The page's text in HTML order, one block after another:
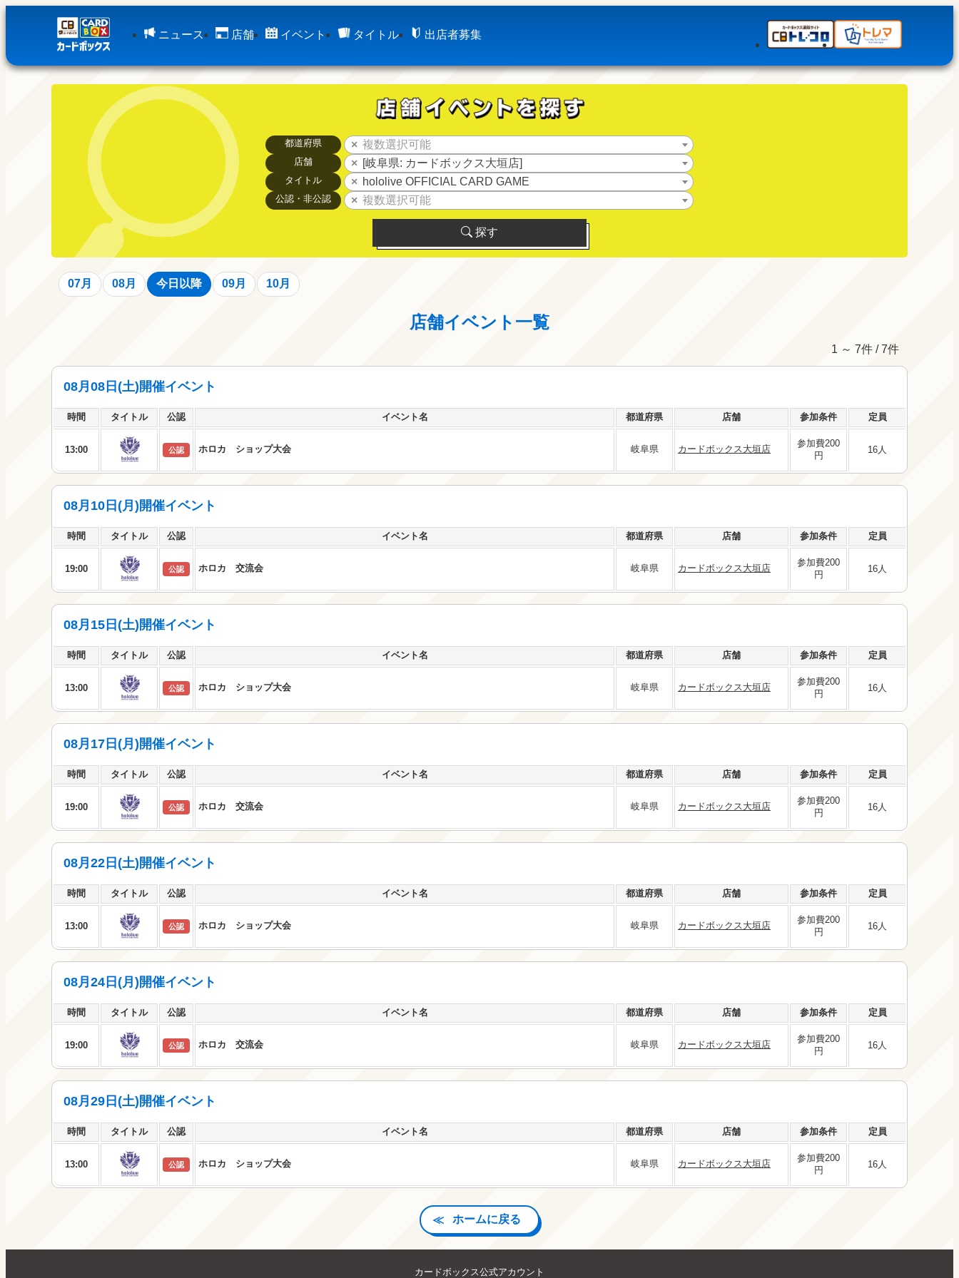
ニュース 店舗 イベント タイトル 出店者募集
都道府県 複数選択可能
店舗 [岐阜県: カードボックス大垣店]
タイトル hololive OFFICIAL CARD GAME
公認・非公認 複数選択可能
探す
07月 08月 今日以降 09月 10月
店舗イベント一覧
1 ～ 7件 / 7件
08月08日(土)開催イベント
時間 タイトル 公認 イベント名 都道府県 店舗 参加条件 定員
13:00 公認 ホロカ ショップ大会 岐阜県 カードボックス大垣店
参加費200
円
16人
08月10日(月)開催イベント
時間 タイトル 公認 イベント名 都道府県 店舗 参加条件 定員
19:00 公認 ホロカ 交流会 岐阜県 カードボックス大垣店
参加費200
円
16人
08月15日(土)開催イベント
時間 タイトル 公認 イベント名 都道府県 店舗 参加条件 定員
13:00 公認 ホロカ ショップ大会 岐阜県 カードボックス大垣店
参加費200
円
16人
08月17日(月)開催イベント
時間 タイトル 公認 イベント名 都道府県 店舗 参加条件 定員
19:00 公認 ホロカ 交流会 岐阜県 カードボックス大垣店
参加費200
円
16人
08月22日(土)開催イベント
時間 タイトル 公認 イベント名 都道府県 店舗 参加条件 定員
13:00 公認 ホロカ ショップ大会 岐阜県 カードボックス大垣店
参加費200
円
16人
08月24日(月)開催イベント
時間 タイトル 公認 イベント名 都道府県 店舗 参加条件 定員
19:00 公認 ホロカ 交流会 岐阜県 カードボックス大垣店
参加費200
円
16人
08月29日(土)開催イベント
時間 タイトル 公認 イベント名 都道府県 店舗 参加条件 定員
13:00 公認 ホロカ ショップ大会 岐阜県 カードボックス大垣店
参加費200
円
16人
ホームに戻る
カードボックス公式アカウント